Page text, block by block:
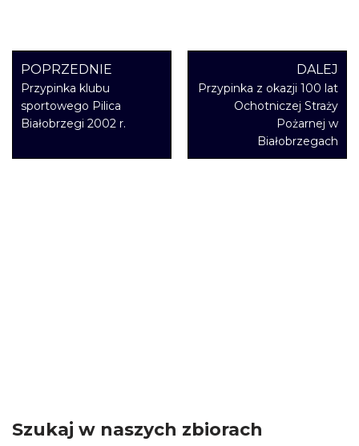
POPRZEDNIE
Przypinka klubu
sportowego Pilica
Białobrzegi 2002 r.
DALEJ
Przypinka z okazji 100 lat
Ochotniczej Straży
Pożarnej w
Białobrzegach
Szukaj w naszych zbiorach